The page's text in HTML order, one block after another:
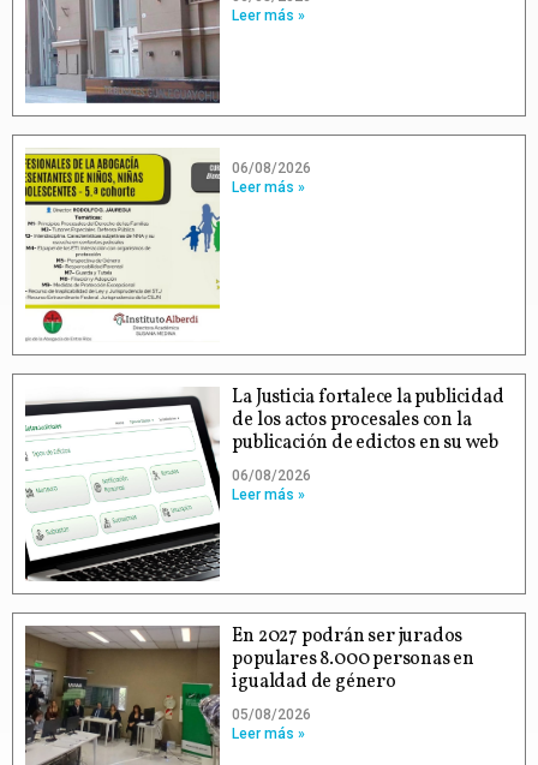
Leer más »
06/08/2026
Leer más »
La Justicia fortalece la publicidad
de los actos procesales con la
publicación de edictos en su web
06/08/2026
Leer más »
En 2027 podrán ser jurados
populares 8.000 personas en
igualdad de género
05/08/2026
Leer más »